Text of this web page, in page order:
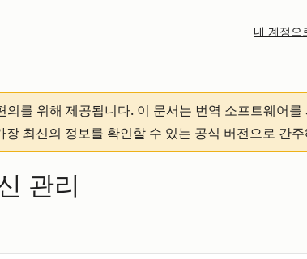
내 계정으
의를 위해 제공됩니다. 이 문서는 번역 소프트웨어
장 최신의 정보를 확인할 수 있는 공식 버전으로 간
관리